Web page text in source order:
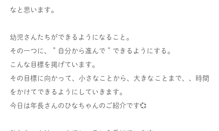
なと思います。
幼児さんたちができるようになること。
その一つに、＂自分から進んで＂できるようにする。
こんな目標を掲げています。
その目標に向かって、小さなことから、大きなことまで、、時間
をかけてできるようにしていきます。
今日は年長さんのひなちゃんのご紹介です💞